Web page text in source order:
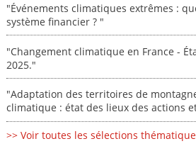
"Événements climatiques extrêmes :
système financier ? "
"Changement climatique en France -
2025."
"Adaptation des territoires de
climatique : état des lieux des actions
>> Voir toutes les sélections